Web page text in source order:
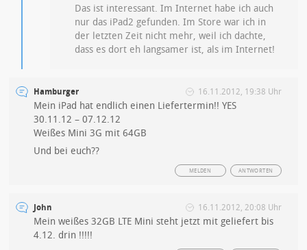
Das ist interessant. Im Internet habe ich auch
nur das iPad2 gefunden. Im Store war ich in
der letzten Zeit nicht mehr, weil ich dachte,
dass es dort eh langsamer ist, als im Internet!
Hamburger 16.11.2012, 19:38 Uhr
Mein iPad hat endlich einen Liefertermin!! YES
30.11.12 – 07.12.12
Weißes Mini 3G mit 64GB
Und bei euch??
ANTWORTEN
MELDEN
John 16.11.2012, 20:08 Uhr
Mein weißes 32GB LTE Mini steht jetzt mit geliefert bis
4.12. drin !!!!!